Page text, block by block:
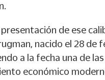
presentación de ese
nacido el 28 de
a la fecha una de
económico